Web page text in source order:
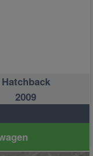
Hatchback
2009